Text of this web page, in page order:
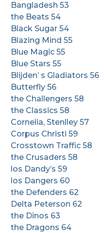
Bangladesh 53
the Beats 54
Black Sugar 54
Blazing Mind 55
Blue Magic 55
Blue Stars 55
Blijden’ s Gladiators 56
Butterfly 56
the Challengers 58
the Classics 58
Cornelia, Stenlley 57
Corpus Christi 59
Crosstown Traffic 58
the Crusaders 58
los Dandy’s 59
los Dangers 60
the Defenders 62
Delta Peterson 62
the Dinos 63
the Dragons 64